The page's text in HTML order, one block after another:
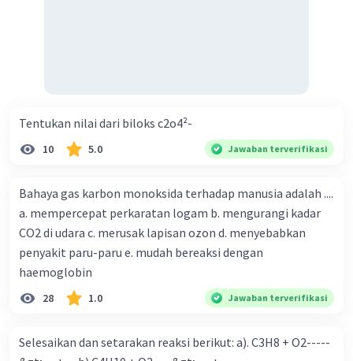
Tentukan nilai dari biloks c2o4²-
10 5.0 Jawaban terverifikasi
Bahaya gas karbon monoksida terhadap manusia adalah ....
a. mempercepat perkaratan logam b. mengurangi kadar
CO2 di udara c. merusak lapisan ozon d. menyebabkan
penyakit paru-paru e. mudah bereaksi dengan
haemoglobin
28 1.0 Jawaban terverifikasi
Selesaikan dan setarakan reaksi berikut: a). C3H8 + O2-----